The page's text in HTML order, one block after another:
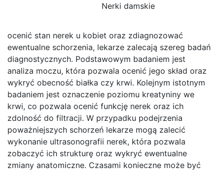
Nerki damskie
ocenić stan nerek u kobiet oraz zdiagnozować
ewentualne schorzenia, lekarze zalecają szereg badań
diagnostycznych. Podstawowym badaniem jest
analiza moczu, która pozwala ocenić jego skład oraz
wykryć obecność białka czy krwi. Kolejnym istotnym
badaniem jest oznaczenie poziomu kreatyniny we
krwi, co pozwala ocenić funkcję nerek oraz ich
zdolność do filtracji. W przypadku podejrzenia
poważniejszych schorzeń lekarze mogą zalecić
wykonanie ultrasonografii nerek, która pozwala
zobaczyć ich strukturę oraz wykryć ewentualne
zmiany anatomiczne. Czasami konieczne może być